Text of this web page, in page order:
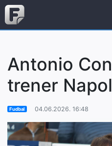
Antonio
trener
Fudbal 04.06.2026. 16:48